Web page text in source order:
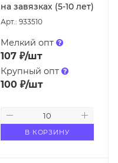
на завязках (5-10 лет)
Арт.: 933510
Мелкий опт
107₽/шт
Крупный опт
100₽/шт
В КОРЗИНУ